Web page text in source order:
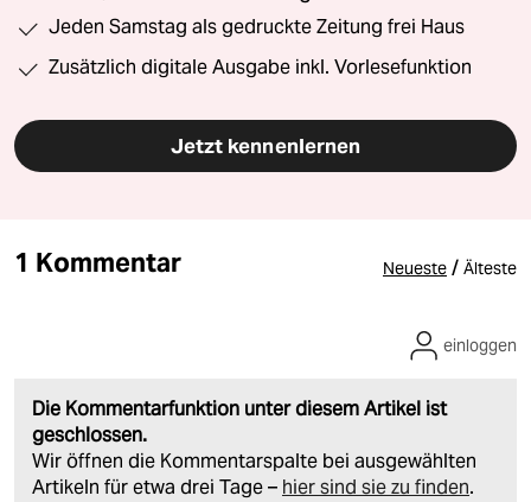
Jeden Samstag als gedruckte Zeitung frei Haus
Zusätzlich digitale Ausgabe inkl. Vorlesefunktion
Jetzt kennenlernen
1 Kommentar Neueste / Älteste
Die Kommentarfunktion unter diesem Artikel ist
geschlossen.
Wir öffnen die Kommentarspalte bei ausgewählten
Artikeln für etwa drei Tage – hier sind sie zu finden.
einloggen